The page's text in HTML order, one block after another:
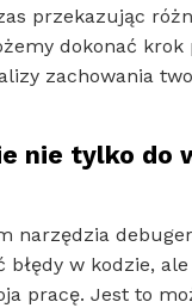
przekazując
dokonać krok
zachowania
nie tylko do
narzędzia
błędy w kodzie,
pracę. Jest to